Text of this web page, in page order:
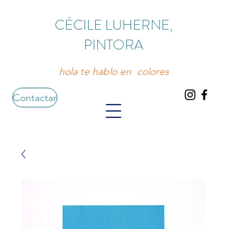
CÉCILE LUHERNE,
PINTORA
hola te hablo en colores
Contactar